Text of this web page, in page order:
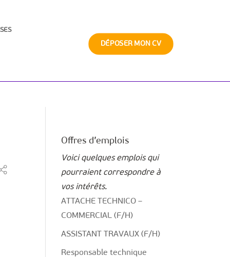
DÉPOSER MON CV
Offres d’emplois
Voici quelques emplois qui
pourraient correspondre à
vos intérêts.
ATTACHE TECHNICO –
COMMERCIAL (F/H)
ASSISTANT TRAVAUX (F/H)
Responsable technique